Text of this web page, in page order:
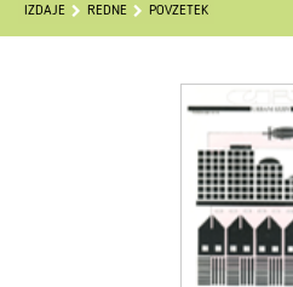
IZDAJE REDNE POVZETEK